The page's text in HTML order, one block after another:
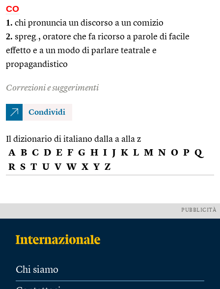
CO
1. chi pronuncia un discorso a un comizio
2. spreg., oratore che fa ricorso a parole di facile
effetto e a un modo di parlare teatrale e
propagandistico
Correzioni e suggerimenti
Condividi
Il dizionario di italiano dalla a alla z
A B C D E F G H I J K L M N O P Q
R S T U V W X Y Z
PUBBLICITÀ
Chi siamo